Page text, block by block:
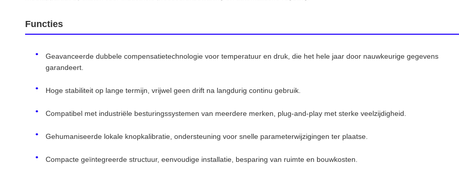
Functies
Geavanceerde dubbele compensatietechnologie voor temperatuur en druk, die het hele jaar door nauwkeurige gegevens
garandeert.
Hoge stabiliteit op lange termijn, vrijwel geen drift na langdurig continu gebruik.
Compatibel met industriële besturingssystemen van meerdere merken, plug-and-play met sterke veelzijdigheid.
Gehumaniseerde lokale knopkalibratie, ondersteuning voor snelle parameterwijzigingen ter plaatse.
Compacte geïntegreerde structuur, eenvoudige installatie, besparing van ruimte en bouwkosten.